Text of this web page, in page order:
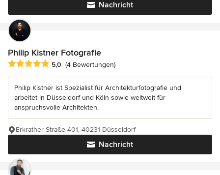
Nachricht
Philip Kistner Fotografie
Durchschnittliche Bewertung: 5 von 5 Sternen
5,0 (4 Bewertungen)
Philip Kistner ist Spezialist für Architekturfotografie und
arbeitet in Düsseldorf und Köln sowie weltweit für
anspruchsvolle Architekten.
Nachricht
Erkrather Straße 401, 40231 Düsseldorf